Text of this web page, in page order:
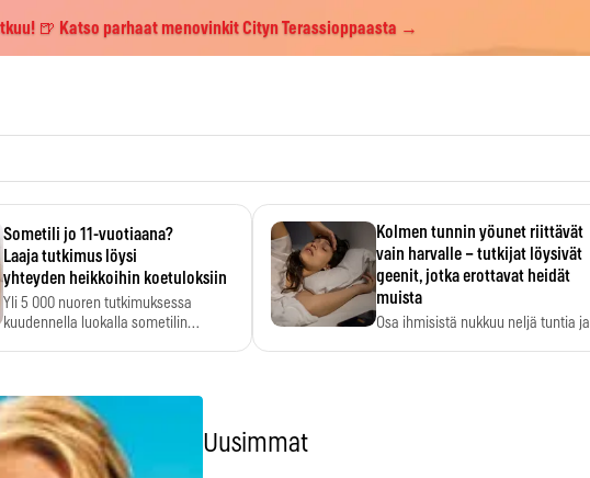
🍺 Katso parhaat menovinkit Cityn Terassioppaasta →
Sometili jo 11-vuotiaana?
Laaja tutkimus löysi
yhteyden heikkoihin koetuloksiin
Yli 5 000 nuoren tutkimuksessa
kuudennella luokalla sometilin…
Kolmen tunnin yöunet riittävät
vain harvalle – tutkijat löysivät
geenit, jotka erottavat heidät
muista
Osa ihmisistä nukkuu neljä tuntia ja
Uusimmat